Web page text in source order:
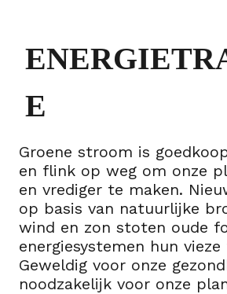
E
Groene stroom is
en flink op weg om onze
en vrediger te maken.
op basis van natuurlijke
wind en zon stoten oude
energiesystemen hun
Geweldig voor onze
noodzakelijk voor onze